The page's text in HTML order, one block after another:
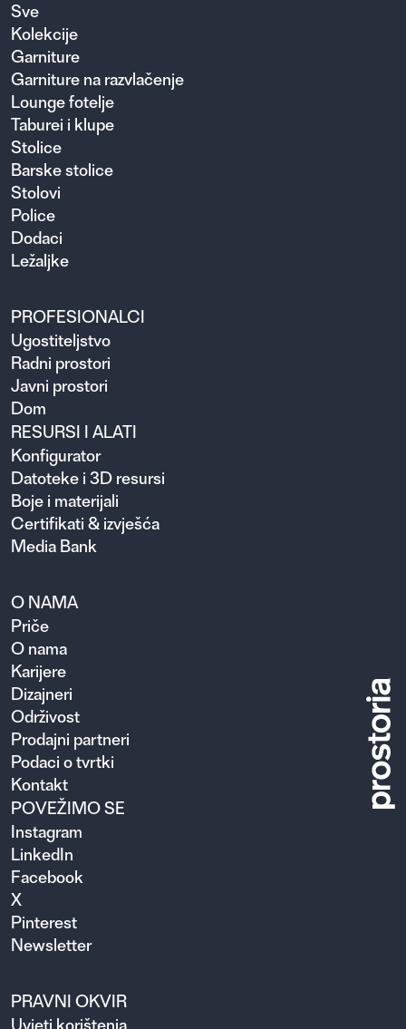
Sve
Kolekcije
Garniture
Garniture na razvlačenje
Lounge fotelje
Taburei i klupe
Stolice
Barske stolice
Stolovi
Police
Dodaci
Ležaljke
PROFESIONALCI
Ugosti­teljstvo
Radni prostori
Javni prostori
Dom
RESURSI I ALATI
Konfigurator
Datoteke i 3D resursi
Boje i materijali
Certifikati & izvješća
Media Bank
O NAMA
Priče
O nama
Karijere
Dizajneri
Održivost
Prodajni partneri
Podaci o tvrtki
Kontakt
POVEŽIMO SE
Instagram
LinkedIn
Facebook
X
Pinterest
Newsletter
PRAVNI OKVIR